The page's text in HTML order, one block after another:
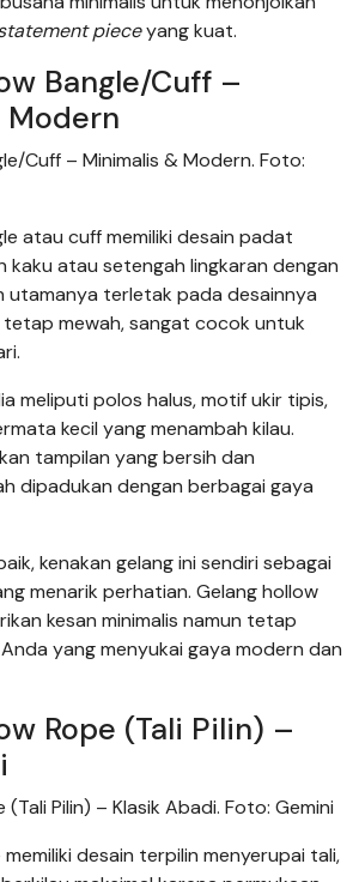
pieceyang kuat.
Bangle/Cuff –
Cuff – Minimalis & Modern. Foto:
atau cuff memiliki desain padat
kaku atau setengah lingkaran dengan
utamanya terletak pada desainnya
tetap mewah, sangat cocok untuk
meliputi polos halus, motif ukir tipis,
kecil yang menambah kilau.
tampilan yang bersih dan
dipadukan dengan berbagai gaya
kenakan gelang ini sendiri sebagai
menarik perhatian. Gelang hollow
kesan minimalis namun tetap
yang menyukai gaya modern dan
Rope (Tali Pilin) –
(Tali Pilin) – Klasik Abadi. Foto: Gemini
desain terpilin menyerupai tali,